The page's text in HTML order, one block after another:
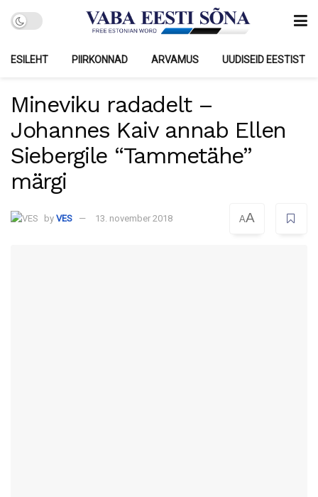
ESILEHT PIIRKONNAD ARVAMUS UUDISEID EESTIST
Mineviku radadelt –
Johannes Kaiv annab Ellen
Siebergile “Tammetähe”
märgi
by VES 13. november 2018 AA